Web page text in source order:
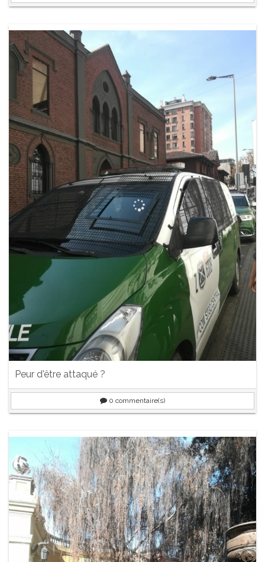
Peur d'être attaqué ?
0 commentaire(s)